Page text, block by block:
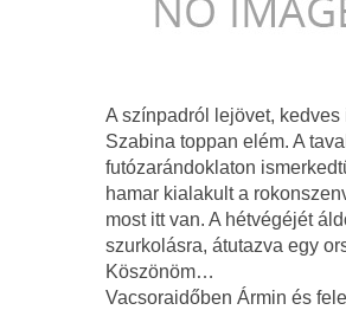
A színpadról lejövet, kedves
Szabina toppan elém. A
futózarándoklaton
hamar kialakult a
most itt van. A hétvégéjét
szurkolásra, átutazva egy
Köszönöm…
Vacsoraidőben Ármin és